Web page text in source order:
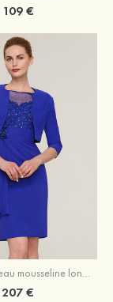
109 €
Fourreau bateau mousseline longueur genou robe de mère de la mariée avec appliqué perle plissé veste
207 €